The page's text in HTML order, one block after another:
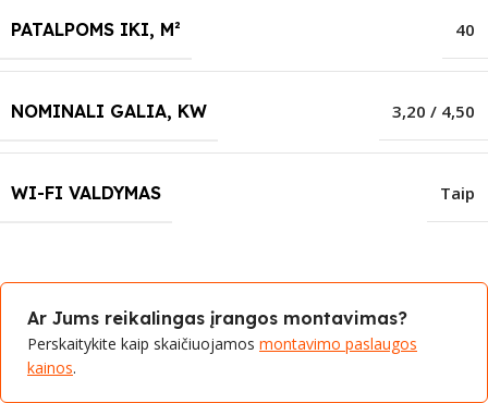
PATALPOMS IKI, M² 40
NOMINALI GALIA, KW 3,20 / 4,50
WI-FI VALDYMAS Taip
Ar Jums reikalingas įrangos montavimas?
Perskaitykite kaip skaičiuojamos montavimo paslaugos
kainos.